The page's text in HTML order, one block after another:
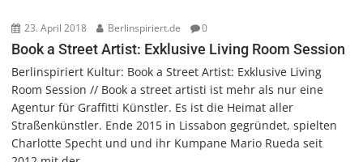
23. April 2018 Berlinspiriert.de 0
Book a Street Artist: Exklusive Living Room Session
Berlinspiriert Kultur: Book a Street Artist: Exklusive Living
Room Session // Book a street artisti ist mehr als nur eine
Agentur für Graffitti Künstler. Es ist die Heimat aller
Straßenkünstler. Ende 2015 in Lissabon gegründet, spielten
Charlotte Specht und und ihr Kumpane Mario Rueda seit